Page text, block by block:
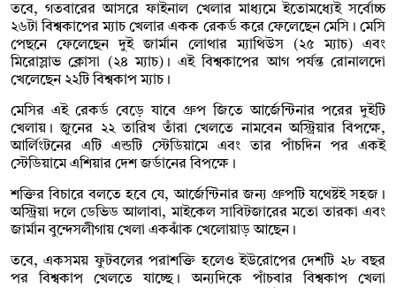
তবে, গতবারের আসরে ফাইনাল খেলার মাধ্যমে ইতোমধ্যেই সর্বোচ্চ
২৬টা বিশ্বকাপের ম্যাচ খেলার একক রেকর্ড করে ফেলেছেন মেসি। মেসি
পেছনে ফেলেছেন দুই জার্মান লোথার ম্যাথিউস (২৫ ম্যাচ) এবং
মিরোস্লাভ ক্লোসা (২৪ ম্যাচ)। এই বিশ্বকাপের আগ পর্যন্ত রোনালদো
খেলেছেন ২২টি বিশ্বকাপ ম্যাচ।
মেসির এই রেকর্ড বেড়ে যাবে গ্রুপ জিতে আর্জেন্টিনার পরের দুইটি
খেলায়। জুনের ২২ তারিখ তাঁরা খেলতে নামবেন অস্ট্রিয়ার বিপক্ষে,
আর্লিংটনের এটি এন্ডটি স্টেডিয়ামে এবং তার পাঁচদিন পর একই
স্টেডিয়ামে এশিয়ার দেশ জর্ডানের বিপক্ষে।
শক্তির বিচারে বলতে হবে যে, আর্জেন্টিনার জন্য গ্রুপটি যথেষ্টই সহজ।
অস্ট্রিয়া দলে ডেভিড আলাবা, মাইকেল সাবিটজারের মতো তারকা এবং
জার্মান বুন্দেসলীগায় খেলা একঝাঁক খেলোয়াড় আছেন।
তবে, একসময় ফুটবলের পরাশক্তি হলেও ইউরোপের দেশটি ২৮ বছর
পর বিশ্বকাপ খেলতে যাচ্ছে। অন্যদিকে পাঁচবার বিশ্বকাপ খেলা